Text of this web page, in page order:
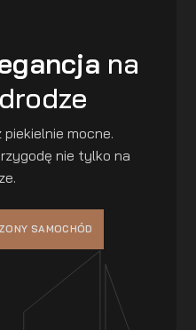
na
mocne.
nie tylko na
SAMOCHÓD